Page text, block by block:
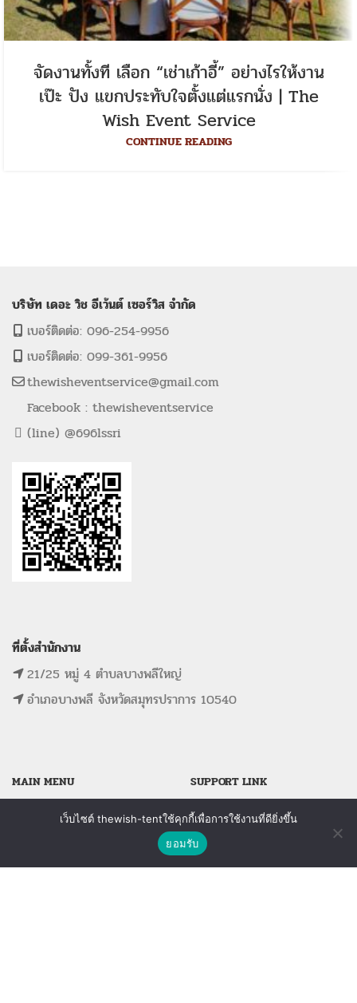
จัดงานทั้งที เลือก “เช่าเก้าอี้” อย่างไรให้งาน
เป๊ะ ปัง แขกประทับใจตั้งแต่แรกนั่ง | The
Wish Event Service
CONTINUE READING
บริษัท เดอะ วิช อีเว้นต์ เซอร์วิส จำกัด
เบอร์ติดต่อ: 096-254-9956
เบอร์ติดต่อ: 099-361-9956
thewisheventservice@gmail.com
Facebook : thewisheventservice
(line) @696lssri
ที่ตั้งสำนักงาน
21/25 หมู่ 4 ตำบลบางพลีใหญ่
อำเภอบางพลี จังหวัดสมุทรปราการ 10540
MAIN MENU
SUPPORT LINK
ดูรายการที่ขอใบเสนอราคา
ดูรายการสินค้าที่ถูกใจ
เว็บไซต์ thewish-tentใช้คุกกี้เพื่อการใช้งานที่ดียิ่งขึ้น
ยอมรับ
ติดต่อเรา